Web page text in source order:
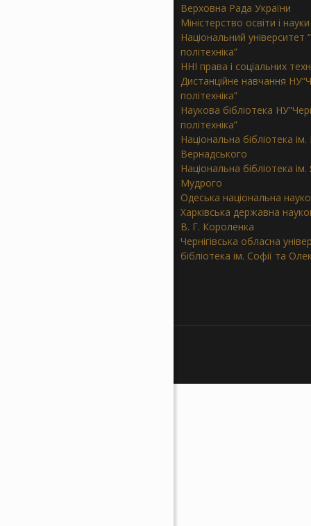
Верховна Рада України
Міністерство освіти і
Національний університет
політехніка”
ННІ права і соціальних
Дистанційне навчання
політехніка”
Наукова бібліотека
політехніка”
Національна бібліотека ім.
Вернадського
Національна бібліотека
Мудрого
Одеська національна
Харківська державна
В. Г. Короленка
Чернігівська обласна
бібліотека ім. Софії та